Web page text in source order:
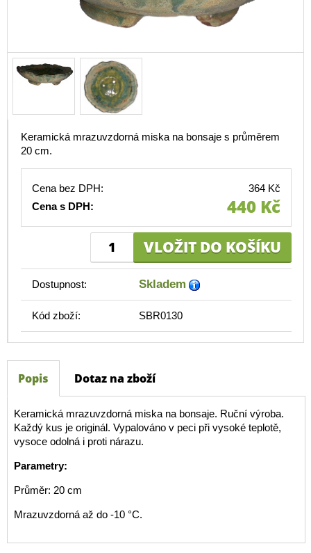
Keramická mrazuvzdorná miska na bonsaje s průměrem
20 cm.
Cena bez DPH:
364 Kč
Cena s DPH:
440 Kč
Dostupnost: Skladem
Kód zboží: SBR0130
Popis Dotaz na zboží
Keramická mrazuvzdorná miska na bonsaje. Ruční výroba.
Každý kus je originál. Vypalováno v peci při vysoké teplotě,
vysoce odolná i proti nárazu.
Parametry:
Průměr: 20 cm
Mrazuvzdorná až do -10 °C.